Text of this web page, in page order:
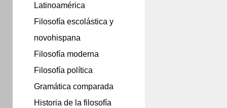
Latinoamérica
Filosofía escolástica y
novohispana
Filosofía moderna
Filosofía política
Gramática comparada
Historia de la filosofía